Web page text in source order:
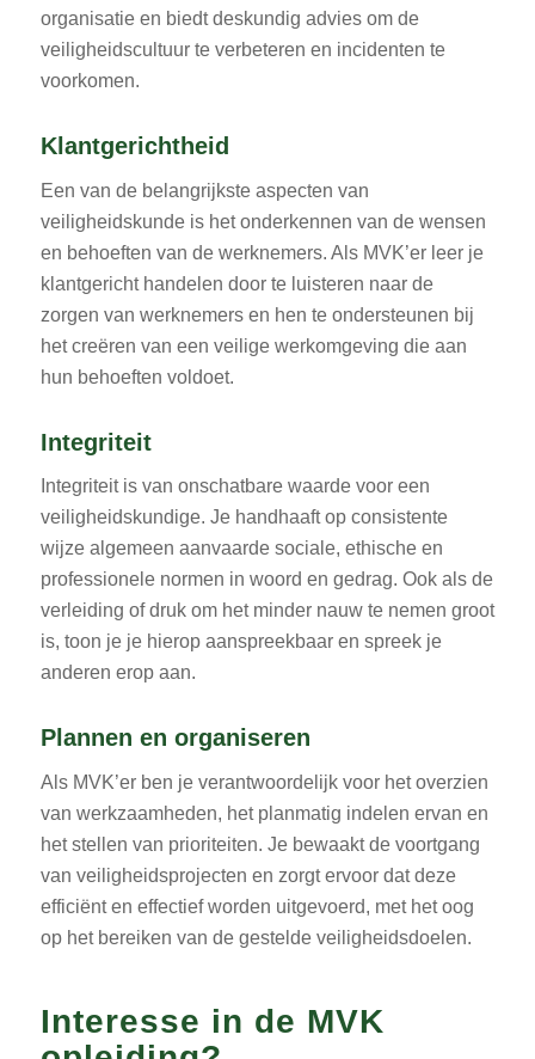
organisatie en biedt deskundig advies om de
veiligheidscultuur te verbeteren en incidenten te
voorkomen.
Klantgerichtheid
Een van de belangrijkste aspecten van
veiligheidskunde is het onderkennen van de wensen
en behoeften van de werknemers. Als MVK’er leer je
klantgericht handelen door te luisteren naar de
zorgen van werknemers en hen te ondersteunen bij
het creëren van een veilige werkomgeving die aan
hun behoeften voldoet.
Integriteit
Integriteit is van onschatbare waarde voor een
veiligheidskundige. Je handhaaft op consistente
wijze algemeen aanvaarde sociale, ethische en
professionele normen in woord en gedrag. Ook als de
verleiding of druk om het minder nauw te nemen groot
is, toon je je hierop aanspreekbaar en spreek je
anderen erop aan.
Plannen en organiseren
Als MVK’er ben je verantwoordelijk voor het overzien
van werkzaamheden, het planmatig indelen ervan en
het stellen van prioriteiten. Je bewaakt de voortgang
van veiligheidsprojecten en zorgt ervoor dat deze
efficiënt en effectief worden uitgevoerd, met het oog
op het bereiken van de gestelde veiligheidsdoelen.
Interesse in de MVK